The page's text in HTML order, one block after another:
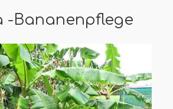
-Bananenpflege